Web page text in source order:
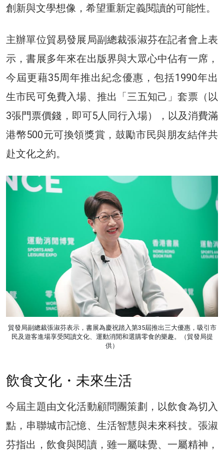
創新與文學想像，希望重新定義閱讀的可能性。
主辦單位貿易發展局副總裁張淑芬在記者會上表
示，書展多年來在出版界與大眾心中佔有一席，
今屆更藉35周年推出紀念優惠，包括1990年出
生市民可免費入場、推出「三五知己」套票（以
3張門票價錢，即可5人同行入場），以及消費滿
港幣500元可換領獎賞，鼓勵市民與朋友結伴共
赴文化之約。
貿發局副總裁張淑芬表示，書展為慶祝踏入第35屆推出三大優惠，吸引市
民及遊客進場享受閱讀文化、運動消閒和選購零食的樂趣。（貿發局提
供）
飲食文化・未來生活
今屆主題由文化活動顧問團策劃，以飲食為切入
點，串聯城市記憶、生活智慧與未來科技。張淑
芬指出，飲食與閱讀，雖一屬味覺、一屬精神，